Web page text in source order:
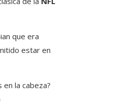
que era
estar en
en la cabeza?